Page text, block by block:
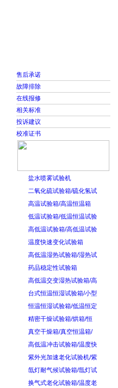
售后承诺
故障排除
在线报修
相关标准
投诉建议
校准证书
盐水喷雾试验机
二氧化硫试验箱/硫化氢试
高温试验箱/高温恒温箱
低温试验箱/低温恒温试验
高低温试验箱/高低温试验
温度快速变化试验箱
高低温湿热试验箱/湿热试
药品稳定性试验箱
高低温交变湿热试验箱/高
台式恒温恒湿试验箱/小型
恒温恒湿试验箱/低温恒定
精密干燥试验箱/烘箱/恒
真空干燥箱/真空恒温箱/
高低温冲击试验箱/温度快
紫外光加速老化试验机/紫
氙灯耐气候试验箱/氙灯试
换气式老化试验箱/温度老